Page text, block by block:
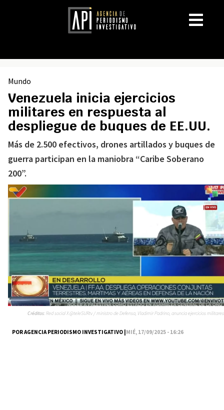
Mundo
Venezuela inicia ejercicios
militares en respuesta al
despliegue de buques de EE.UU.
Más de 2.500 efectivos, drones artillados y buques de
guerra participan en la maniobra “Caribe Soberano
200”.
POR AGENCIA PERIODISMO INVESTIGATIVO |MIÉ, 17/09/2025 - 16:26
Créditos:Red social X @teleSURtv / ministro de Defensa, Vladimir Padrino, anuncia ejercicios militares